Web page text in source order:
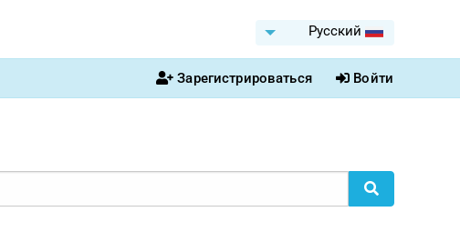
Pусский
Зарегистрироваться Войти